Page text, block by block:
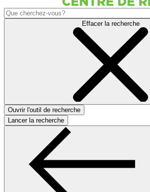
Effacer la recherche
Ouvrir l'outil de recherche
Lancer la recherche